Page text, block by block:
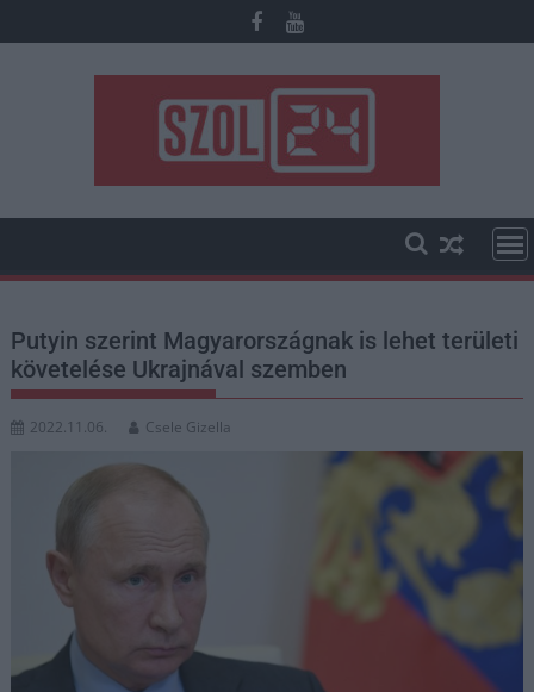
to
Putyin szerint Magyarországnak is lehet területi
követelése Ukrajnával szemben
2022.11.06. Csele Gizella